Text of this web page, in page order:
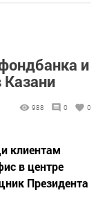
и
Казани
988 0 0
клиентам
в центре
Президента